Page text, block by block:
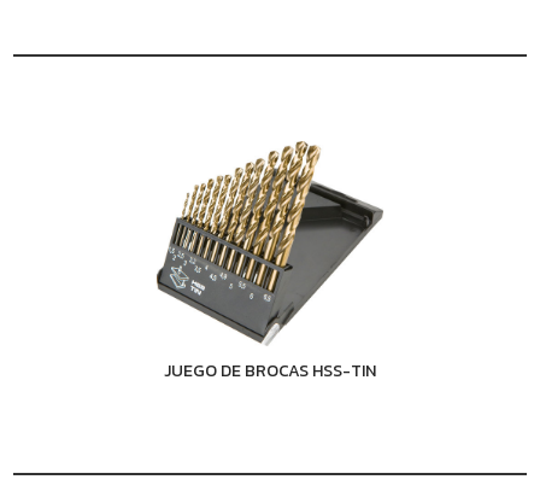
JUEGO DE BROCAS HSS-TIN